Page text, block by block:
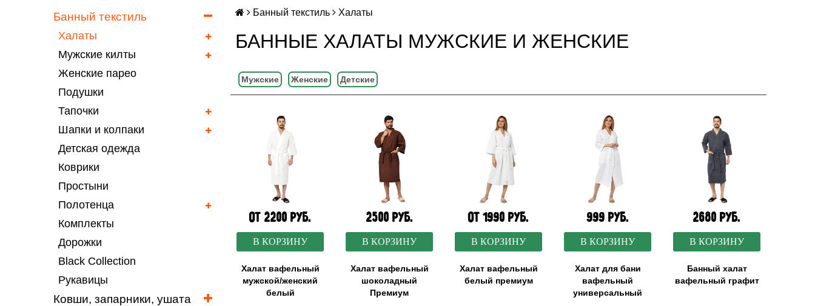
Банный текстиль
Халаты
Мужские килты
Женские парео
Подушки
Тапочки
Шапки и колпаки
Детская одежда
Коврики
Простыни
Полотенца
Комплекты
Дорожки
Black Collection
Рукавицы
Ковши, запарники, ушата
Банный текстиль Халаты
БАННЫЕ ХАЛАТЫ МУЖСКИЕ И ЖЕНСКИЕ
Мужские Женские Детские
от 2200 руб.
В КОРЗИНУ
Халат вафельный
мужской/женский
белый
2500 руб.
В КОРЗИНУ
Халат вафельный
шоколадный
Премиум
от 1990 руб.
В КОРЗИНУ
Халат вафельный
белый премиум
999 руб.
В КОРЗИНУ
Халат для бани
вафельный
универсальный
2680 руб.
В КОРЗИНУ
Банный халат
вафельный графит